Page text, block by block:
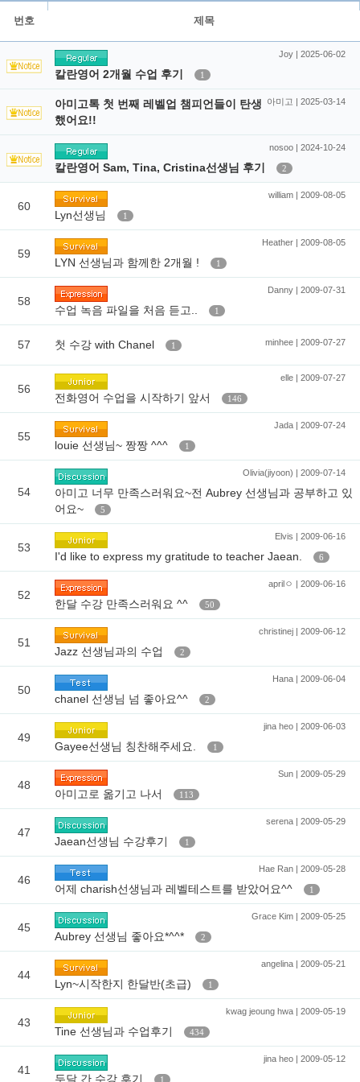
번호 제목
Joy | 2025-06-02
칼란영어 2개월 수업 후기 1
아미고 | 2025-03-14
아미고톡 첫 번째 레벨업 챔피언들이 탄생
했어요!!
nosoo | 2024-10-24
칼란영어 Sam, Tina, Cristina선생님 후기 2
60
william | 2009-08-05
Lyn선생님 1
59
Heather | 2009-08-05
LYN 선생님과 함께한 2개월 ! 1
58
Danny | 2009-07-31
수업 녹음 파일을 처음 듣고.. 1
57 minhee | 2009-07-27
첫 수강 with Chanel 1
56
elle | 2009-07-27
전화영어 수업을 시작하기 앞서 146
55
Jada | 2009-07-24
louie 선생님~ 짱짱 ^^^ 1
54
Olivia(jiyoon) | 2009-07-14
아미고 너무 만족스러워요~전 Aubrey 선생님과 공부하고 있
어요~
5
53
Elvis | 2009-06-16
I'd like to express my gratitude to teacher Jaean. 6
52
aprilㅇ | 2009-06-16
한달 수강 만족스러워요 ^^ 50
51
christinej | 2009-06-12
Jazz 선생님과의 수업 2
50
Hana | 2009-06-04
chanel 선생님 넘 좋아요^^ 2
49
jina heo | 2009-06-03
Gayee선생님 칭찬해주세요. 1
48
Sun | 2009-05-29
아미고로 옮기고 나서 113
47
serena | 2009-05-29
Jaean선생님 수강후기 1
46
Hae Ran | 2009-05-28
어제 charish선생님과 레벨테스트를 받았어요^^ 1
45
Grace Kim | 2009-05-25
Aubrey 선생님 좋아요*^^* 2
44
angelina | 2009-05-21
Lyn~시작한지 한달반(초급) 1
43
kwag jeoung hwa | 2009-05-19
Tine 선생님과 수업후기 434
41
jina heo | 2009-05-12
두달 간 수강 후기 1